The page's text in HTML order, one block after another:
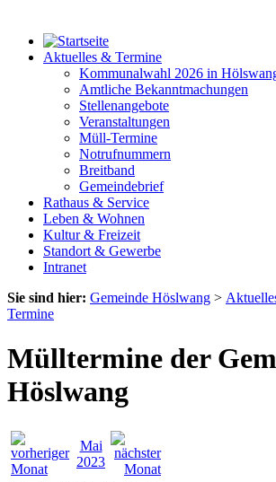
Aktuelles & Termine
Kommunalwahl 2026 in
Amtliche Bekanntmachungen
Stellenangebote
Veranstaltungen
Müll-Termine
Notrufnummern
Breitband
Gemeindebrief
Rathaus & Service
Leben & Wohnen
Kultur & Freizeit
Standort & Gewerbe
Intranet
Sie sind hier: Gemeinde Höslwang >
Termine
Mülltermine der
Höslwang
Mai
2023